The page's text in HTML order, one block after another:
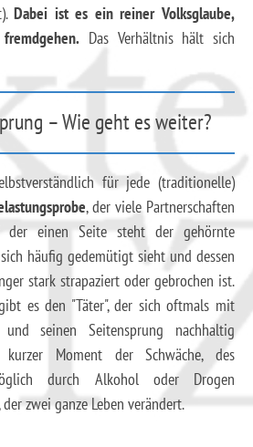
Dabei ist es ein reiner Volksglaube,
Das Verhältnis hält sich
– Wie geht es weiter?
für jede (traditionelle)
, der viele Partnerschaften
der einen Seite steht der gehörnte
häufig gedemütigt sieht und dessen
stark strapaziert oder gebrochen ist.
es den "Täter", der sich oftmals mit
und seinen Seitensprung nachhaltig
Moment der Schwäche, des
durch Alkohol oder Drogen
zwei ganze Leben verändert.